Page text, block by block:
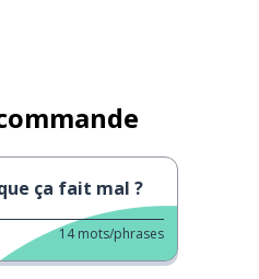
ça fait mal ?
14 mots/phrases